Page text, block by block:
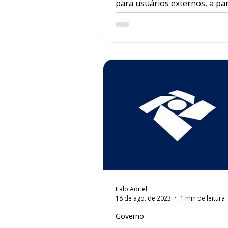
para usuários externos, a
30 de junho . Essa mudança
diretamente os usuários
e acompanhamento de
Governo
Italo Adriel
18 de ago. de 2023
1 min de leitura